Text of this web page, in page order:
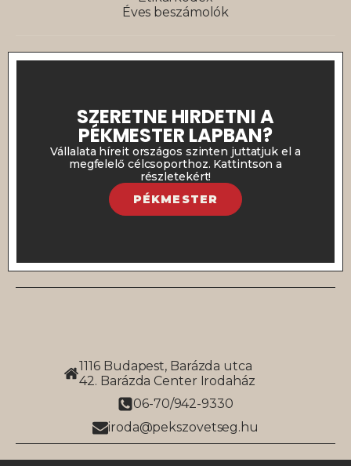
Éves beszámolók
SZERETNE HIRDETNI A
PÉKMESTER LAPBAN?
Vállalata híreit országos szinten juttatjuk el a
megfelelő célcsoporthoz. Kattintson a
részletekért!
PÉKMESTER
1116 Budapest, Barázda utca
42. Barázda Center Irodaház
06-70/942-9330
iroda@pekszovetseg.hu